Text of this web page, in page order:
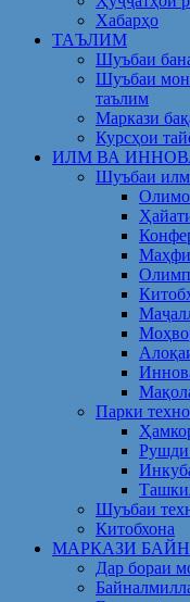
Хабарҳо
ТАЪЛИМ
Шуъбаи
Шуъбаи
таълим
Маркази
Курсҳои
ИЛМ ВА
Шуъбаи илм
Парки
Рушди
Шуъбаи
Китобхона
МАРКАЗИ
Дар бораи